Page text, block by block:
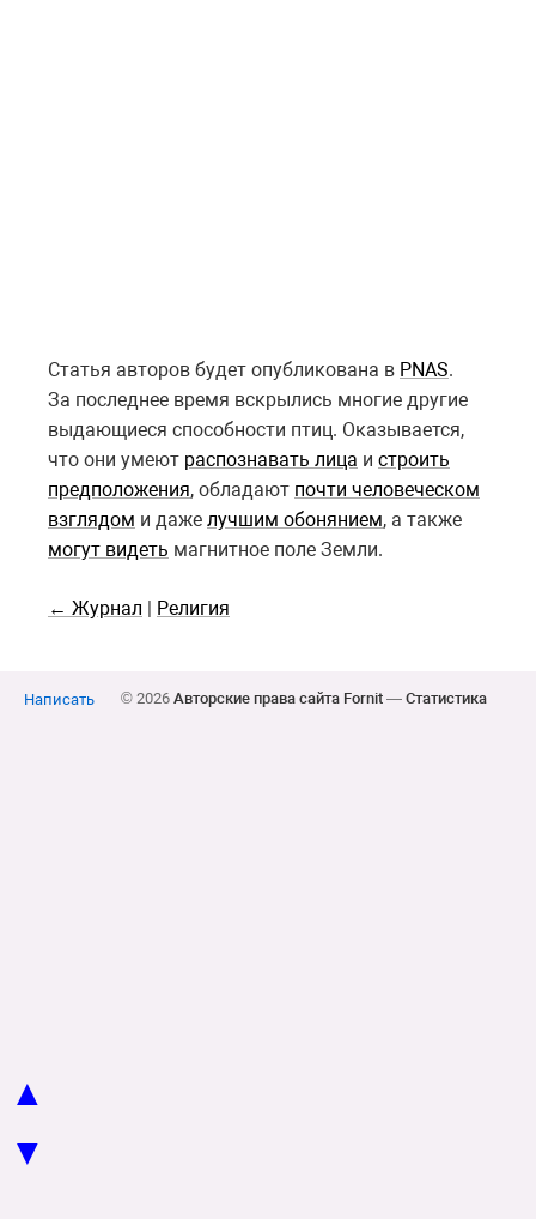
Статья авторов будет опубликована в PNAS.
За последнее время вскрылись многие другие
выдающиеся способности птиц. Оказывается,
что они умеют распознавать лица и строить
предположения, обладают почти человеческом
взглядом и даже лучшим обонянием, а также
могут видеть магнитное поле Земли.
← Журнал | Религия
Написать © 2026 Авторские права сайта Fornit— Статистика
▲
▼